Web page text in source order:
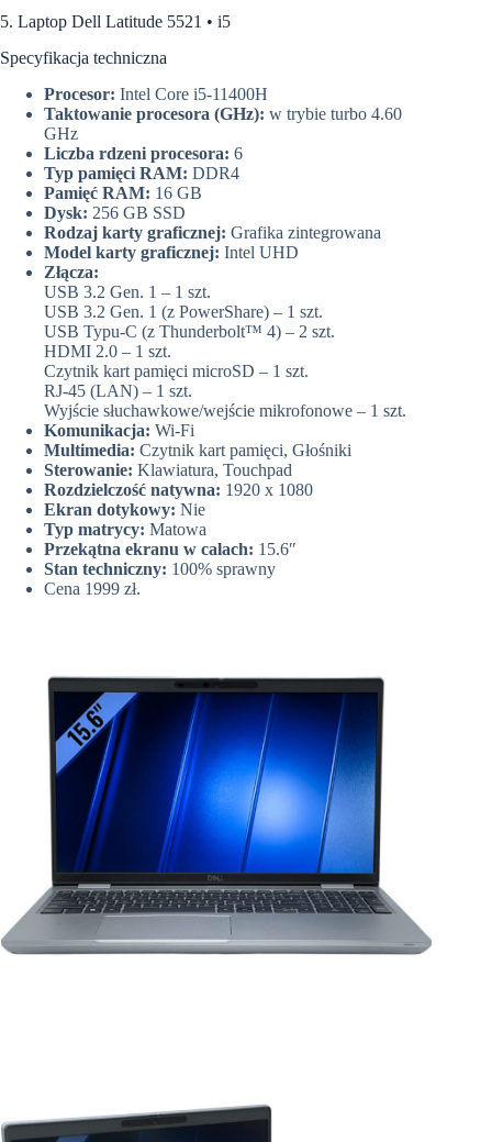
5. Laptop Dell Latitude 5521 • i5
Specyfikacja techniczna
Procesor: Intel Core i5-11400H
Taktowanie procesora (GHz): w trybie turbo 4.60
GHz
Liczba rdzeni procesora: 6
Typ pamięci RAM: DDR4
Pamięć RAM: 16 GB
Dysk: 256 GB SSD
Rodzaj karty graficznej: Grafika zintegrowana
Model karty graficznej: Intel UHD
Złącza:
USB 3.2 Gen. 1 – 1 szt.
USB 3.2 Gen. 1 (z PowerShare) – 1 szt.
USB Typu-C (z Thunderbolt™ 4) – 2 szt.
HDMI 2.0 – 1 szt.
Czytnik kart pamięci microSD – 1 szt.
RJ-45 (LAN) – 1 szt.
Wyjście słuchawkowe/wejście mikrofonowe – 1 szt.
Komunikacja: Wi-Fi
Multimedia: Czytnik kart pamięci, Głośniki
Sterowanie: Klawiatura, Touchpad
Rozdzielczość natywna: 1920 x 1080
Ekran dotykowy: Nie
Typ matrycy: Matowa
Przekątna ekranu w calach: 15.6″
Stan techniczny: 100% sprawny
Cena 1999 zł.